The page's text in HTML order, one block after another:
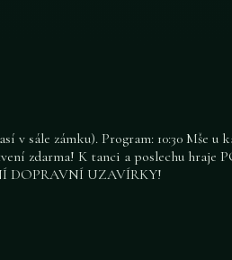
v sále zámku). Program: 10:30 Mše u
zdarma! K tanci a poslechu
DOPRAVNÍ UZAVÍRKY!